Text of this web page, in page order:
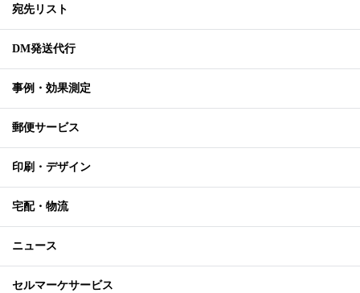
宛先リスト
DM発送代行
事例・効果測定
郵便サービス
印刷・デザイン
宅配・物流
ニュース
セルマーケサービス